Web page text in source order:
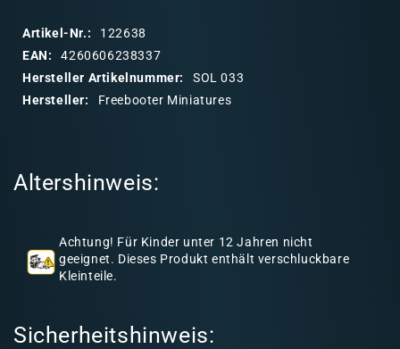
b
n
Artikel-Nr.:
122638
EAN:
4260606238337
Hersteller Artikelnummer:
SOL 033
Hersteller:
Freebooter Miniatures
Altershinweis:
Achtung! Für Kinder unter 12 Jahren nicht
geeignet. Dieses Produkt enthält verschluckbare
Kleinteile.
Sicherheitshinweis: